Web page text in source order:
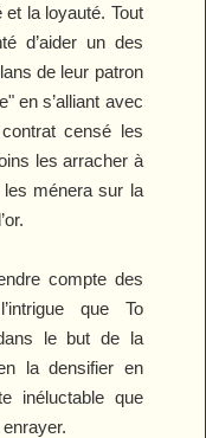
et la loyauté. Tout
d’aider un des
de leur patron
en s’alliant avec
censé les
les arracher à
les ménera sur la
compte des
que To
le but de la
la densifier en
inéluctable que